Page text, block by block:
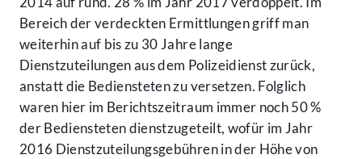
Bereich der verdeckten Ermittlungen griff man
weiterhin auf bis zu 30 Jahre lange
Dienstzuteilungen aus dem Polizeidienst zurück,
anstatt die Bediensteten zu versetzen. Folglich
waren hier im Berichtszeitraum immer noch 50 %
der Bediensteten dienstzugeteilt, wofür im Jahr
2016 Dienstzuteilungsgebühren in der Höhe von